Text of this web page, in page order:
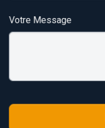
Votre Message